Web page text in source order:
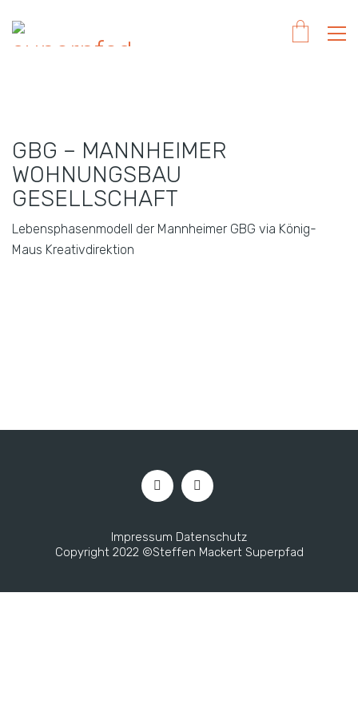
GBG – MANNHEIMER
WOHNUNGSBAU
GESELLSCHAFT
Lebensphasenmodell der Mannheimer GBG via König-
Maus Kreativdirektion
Impressum Datenschutz
Copyright 2022 ©Steffen Mackert Superpfad